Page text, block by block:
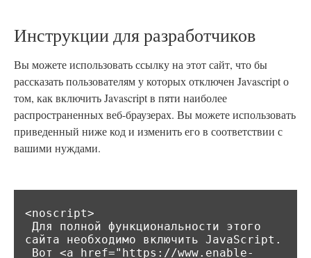
Инструкции для разработчиков
Вы можете использовать ссылку на этот сайт, что бы
рассказать пользователям у которых отключен Javascript о
том, как включить Javascript в пяти наиболее
распространенных веб-браузерах. Вы можете использовать
приведенный ниже код и изменить его в соответствии с
вашими нуждами.
<noscript>
сайта необходимо включить JavaScript.